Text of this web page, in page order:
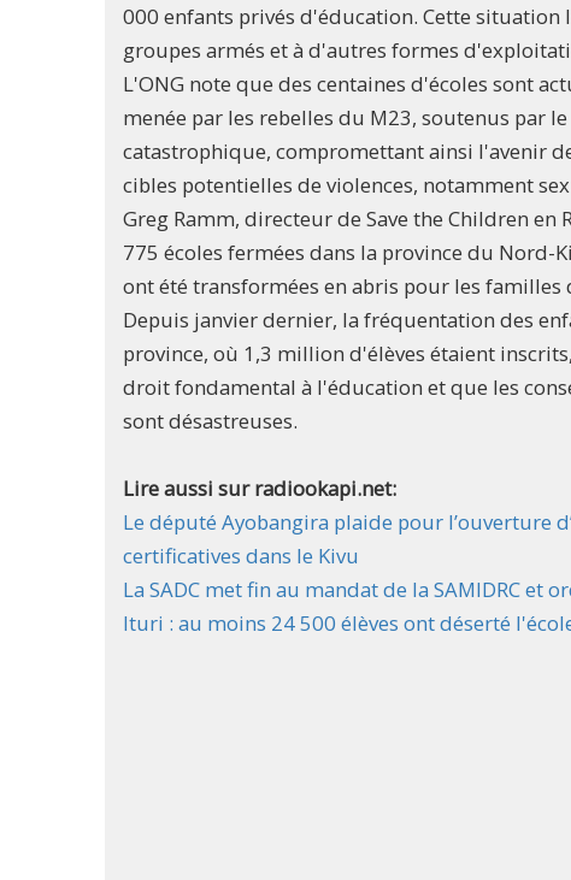
000 enfants privés d'éducation. Cette situation
groupes armés et à d'autres formes
L'ONG note que des centaines d'écoles sont
menée par les rebelles du M23, soutenus par
catastrophique, compromettant ainsi l'avenir
cibles potentielles de violences, notamment
Greg Ramm, directeur de Save the Children
775 écoles fermées dans la province du Nord-
ont été transformées en abris pour les familles
Depuis janvier dernier, la fréquentation des
province, où 1,3 million d'élèves étaient
droit fondamental à l'éducation et que les
sont désastreuses.
Lire aussi sur radiookapi.net:
Le député Ayobangira plaide pour l’ouverture
certificatives dans le Kivu
La SADC met fin au mandat de la SAMIDRC et
Ituri : au moins 24 500 élèves ont déserté